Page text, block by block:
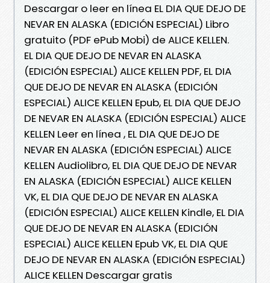
Descargar o leer en línea EL DIA QUE DEJO DE
NEVAR EN ALASKA (EDICIÓN ESPECIAL) Libro
gratuito (PDF ePub Mobi) de ALICE KELLEN.
EL DIA QUE DEJO DE NEVAR EN ALASKA
(EDICIÓN ESPECIAL) ALICE KELLEN PDF, EL DIA
QUE DEJO DE NEVAR EN ALASKA (EDICIÓN
ESPECIAL) ALICE KELLEN Epub, EL DIA QUE DEJO
DE NEVAR EN ALASKA (EDICIÓN ESPECIAL) ALICE
KELLEN Leer en línea , EL DIA QUE DEJO DE
NEVAR EN ALASKA (EDICIÓN ESPECIAL) ALICE
KELLEN Audiolibro, EL DIA QUE DEJO DE NEVAR
EN ALASKA (EDICIÓN ESPECIAL) ALICE KELLEN
VK, EL DIA QUE DEJO DE NEVAR EN ALASKA
(EDICIÓN ESPECIAL) ALICE KELLEN Kindle, EL DIA
QUE DEJO DE NEVAR EN ALASKA (EDICIÓN
ESPECIAL) ALICE KELLEN Epub VK, EL DIA QUE
DEJO DE NEVAR EN ALASKA (EDICIÓN ESPECIAL)
ALICE KELLEN Descargar gratis